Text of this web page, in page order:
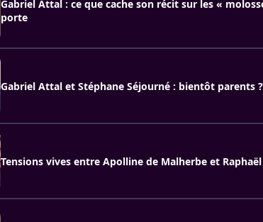
Gabriel Attal : ce que cache son récit sur les «
porte
Gabriel Attal et Stéphane Séjourné : bientôt parents ?
Tensions vives entre Apolline de Malherbe et